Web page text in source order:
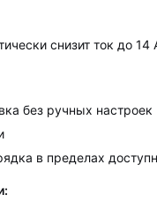
снизит ток до 14
без ручных настроек
в пределах